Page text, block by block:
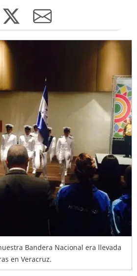
Bandera Nacional era llevada
en Veracruz.